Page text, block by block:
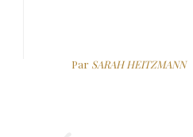
Par SARAH HEITZMANN